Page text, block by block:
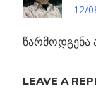
12/
წარმოდგენა
LEAVE A